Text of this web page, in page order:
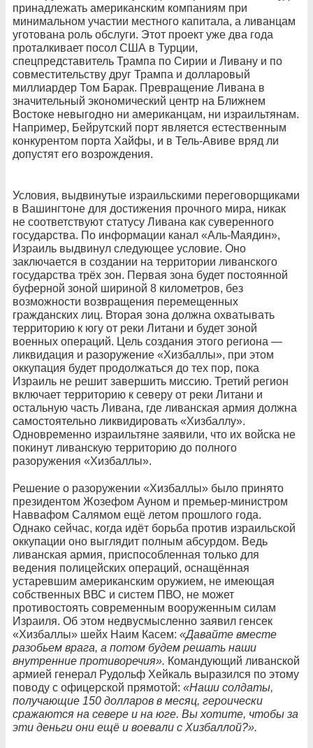
принадлежать американским компаниям при
минимальном участии местного капитала, а ливанцам
уготована роль обслуги. Этот проект уже два года
проталкивает посол США в Турции,
спецпредставитель Трампа по Сирии и Ливану и по
совместительству друг Трампа и долларовый
миллиардер Том Барак. Превращение Ливана в
значительный экономический центр на Ближнем
Востоке невыгодно ни американцам, ни израильтянам.
Например, Бейрутский порт является естественным
конкурентом порта Хайфы, и в Тель-Авиве вряд ли
допустят его возрождения.
Условия, выдвинутые израильскими переговорщиками
в Вашингтоне для достижения прочного мира, никак
не соответствуют статусу Ливана как суверенного
государства. По информации канал «Аль-Маядин»,
Израиль выдвинул следующее условие. Оно
заключается в создании на территории ливанского
государства трёх зон. Первая зона будет постоянной
буферной зоной шириной 8 километров, без
возможности возвращения перемещенных
гражданских лиц. Вторая зона должна охватывать
территорию к югу от реки Литани и будет зоной
военных операций. Цель создания этого региона —
ликвидация и разоружение «Хизбаллы», при этом
оккупация будет продолжаться до тех пор, пока
Израиль не решит завершить миссию. Третий регион
включает территорию к северу от реки Литани и
остальную часть Ливана, где ливанская армия должна
самостоятельно ликвидировать «Хизбаллу».
Одновременно израильтяне заявили, что их войска не
покинут ливанскую территорию до полного
разоружения «Хизбаллы».
Решение о разоружении «Хизбаллы» было принято
президентом Жозефом Ауном и премьер-министром
Наввафом Салямом ещё летом прошлого года.
Однако сейчас, когда идёт борьба против израильской
оккупации оно выглядит полным абсурдом. Ведь
ливанская армия, приспособленная только для
ведения полицейских операций, оснащённая
устаревшим американским оружием, не имеющая
собственных ВВС и систем ПВО, не может
противостоять современным вооруженным силам
Израиля. Об этом недвусмысленно заявил генсек
«Хизбаллы» шейх Наим Касем: «Давайте вместе
разобьем врага, а потом будем решать наши
внутренние противоречия». Командующий ливанской
армией генерал Рудольф Хейкаль выразился по этому
поводу с офицерской прямотой: «Наши солдаты,
получающие 150 долларов в месяц, героически
сражаются на севере и на юге. Вы хотите, чтобы за
эти деньги они ещё и воевали с Хизбаллой?».